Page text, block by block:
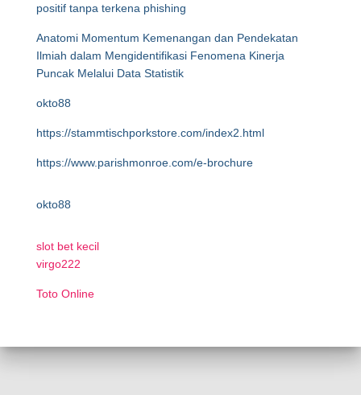
positif tanpa terkena phishing
Anatomi Momentum Kemenangan dan Pendekatan
Ilmiah dalam Mengidentifikasi Fenomena Kinerja
Puncak Melalui Data Statistik
okto88
https://stammtischporkstore.com/index2.html
https://www.parishmonroe.com/e-brochure
okto88
slot bet kecil
virgo222
Toto Online